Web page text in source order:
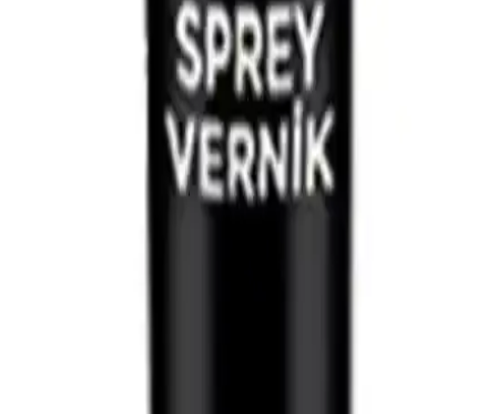
sunar. Mat ve parlak seçenekleriyle yüzeyleri suya karşı korur, kolay
uygulanır ve çevre dostudur.
Cadence Ultimate Kalın Sır Vernik 120ml Parlak
Yüzey Koruma ve Estetik Sağlar
Cadence Ultimate Kalın Sır Vernik, yüksek parlaklık ve dayanıklılık
sunan, iç ve dış mekanlarda kullanılabilen, su bazlı ve kolay
uygulamalı bir verniktir. Estetik ve uzun ömürlü yüzeyler sağlar.